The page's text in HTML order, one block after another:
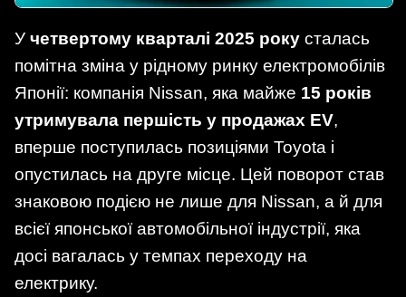
У четвертому кварталі 2025 року сталась
помітна зміна у рідному ринку електромобілів
Японії: компанія Nissan, яка майже 15 років
утримувала першість у продажах EV,
вперше поступилась позиціями Toyota і
опустилась на друге місце. Цей поворот став
знаковою подією не лише для Nissan, а й для
всієї японської автомобільної індустрії, яка
досі вагалась у темпах переходу на
електрику.